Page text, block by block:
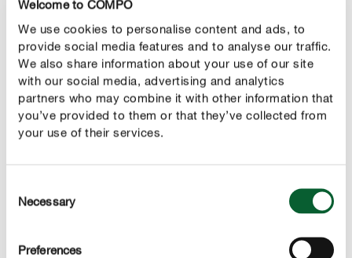
Welcome to COMPO
We use cookies to personalise content and ads, to
provide social media features and to analyse our traffic.
We also share information about your use of our site
with our social media, advertising and analytics
partners who may combine it with other information that
you’ve provided to them or that they’ve collected from
your use of their services.
Selection
Necessary
Preferences
Fioriture Ricche e Continue
L'elevato apporto di potassio soddisfa l'alto consumo di